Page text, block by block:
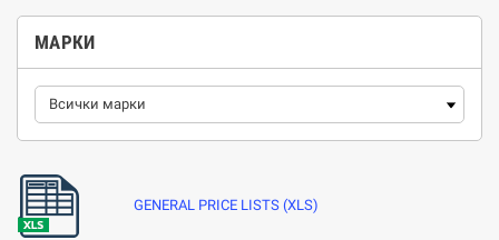
МАРКИ
GENERAL PRICE LISTS (XLS)